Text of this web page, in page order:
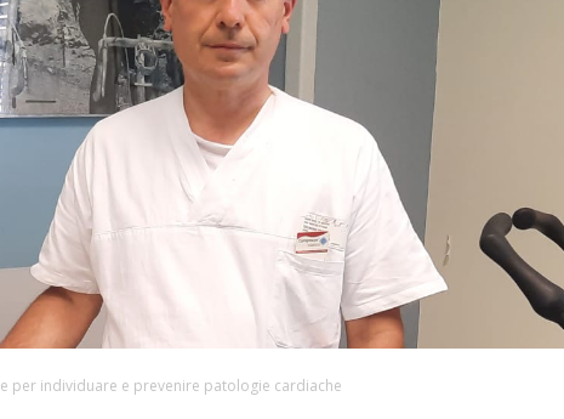
per individuare e prevenire patologie cardiache